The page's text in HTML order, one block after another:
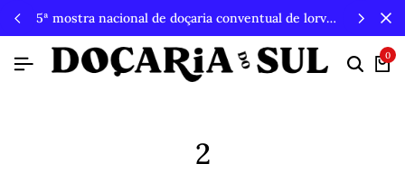
5ª mostra nacional de doçaria conventual de lorvão, 3, 4 e 5 de outubro 2026, penacova
0
2